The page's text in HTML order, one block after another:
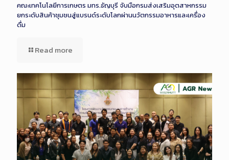
คณะเทคโนโลยีการเกษตร มทร.ธัญบุรี จับมือกรมส่งเสริมอุตสาหกรรม
ยกระดับสินค้าชุมชนสู่แบรนด์ระดับโลกผ่านนวัตกรรมอาหารและเครื่อง
ดื่ม
Read more